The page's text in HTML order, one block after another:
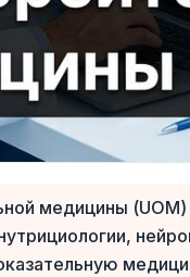
медицины